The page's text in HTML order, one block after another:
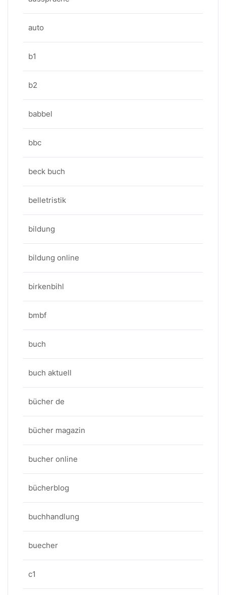
auto
b1
b2
babbel
bbc
beck buch
belletristik
bildung
bildung online
birkenbihl
bmbf
buch
buch aktuell
bücher de
bücher magazin
bucher online
bücherblog
buchhandlung
buecher
c1